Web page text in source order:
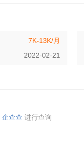
7K-13K/月
2022-02-21
企查查 进行查询